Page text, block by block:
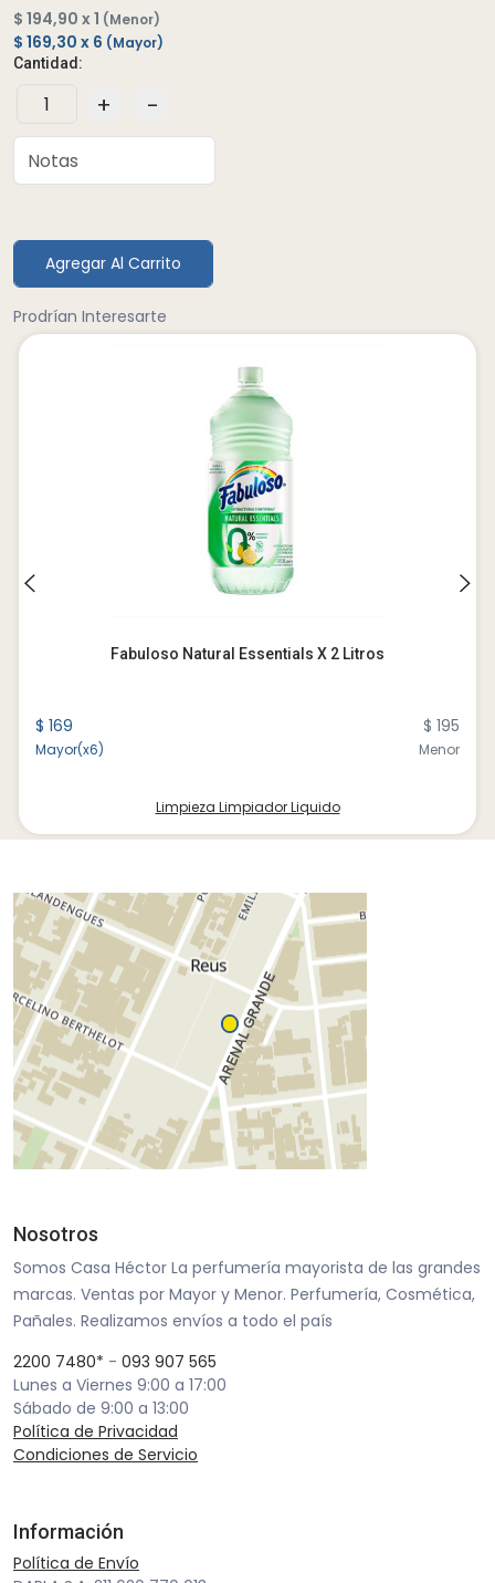
$ 194,90 x 1 (Menor)
$ 169,30 x 6 (Mayor)
Cantidad:
+ -
Agregar Al Carrito
Prodrían Interesarte
Fabuloso Natural Essentials X 2 Litros
$ 169
Mayor(x6)
$ 195
Menor
Limpieza Limpiador Liquido
Nosotros
Somos Casa Héctor La perfumería mayorista de las grandes
marcas. Ventas por Mayor y Menor. Perfumería, Cosmética,
Pañales. Realizamos envíos a todo el país
2200 7480* - 093 907 565
Lunes a Viernes 9:00 a 17:00
Sábado de 9:00 a 13:00
Política de Privacidad
Condiciones de Servicio
Información
Política de Envío